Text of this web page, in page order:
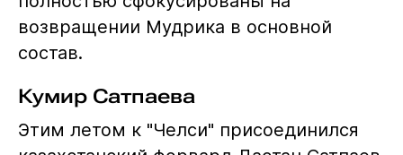
возвращении Мудрика в основной
состав.
Кумир Сатпаева
Этим летом к "Челси" присоединился